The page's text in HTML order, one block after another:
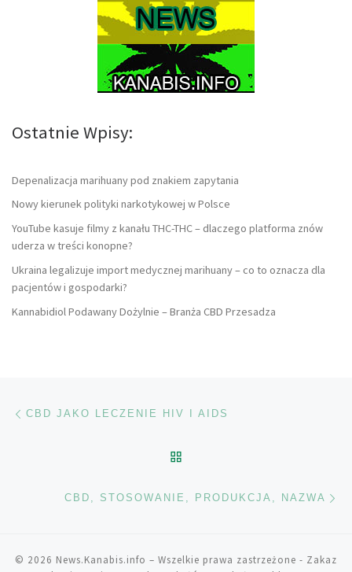
Ostatnie Wpisy:
Depenalizacja marihuany pod znakiem zapytania
Nowy kierunek polityki narkotykowej w Polsce
YouTube kasuje filmy z kanału THC-THC – dlaczego platforma znów
uderza w treści konopne?
Ukraina legalizuje import medycznej marihuany – co to oznacza dla
pacjentów i gospodarki?
Kannabidiol Podawany Dożylnie – Branża CBD Przesadza
Nawigacja wpisu
CBD JAKO LECZENIE HIV I AIDS
CBD, STOSOWANIE, PRODUKCJA, NAZWA
© 2026 News.Kanabis.info – Wszelkie prawa zastrzeżone - Zakaz